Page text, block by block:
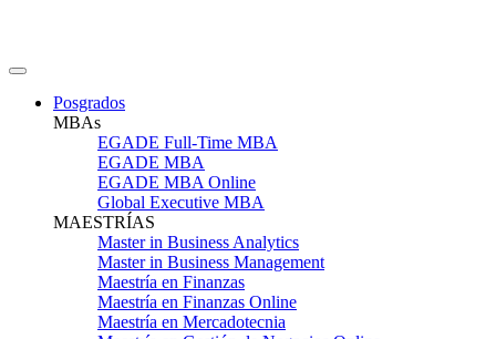
Posgrados
MBAs
EGADE Full-Time MBA
EGADE MBA
EGADE MBA Online
Global Executive MBA
MAESTRÍAS
Master in Business Analytics
Master in Business Management
Maestría en Finanzas
Maestría en Finanzas Online
Maestría en Mercadotecnia